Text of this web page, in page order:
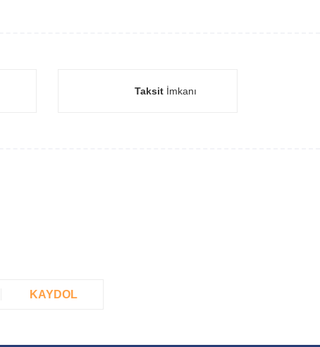
Taksitİmkanı
KAYDOL